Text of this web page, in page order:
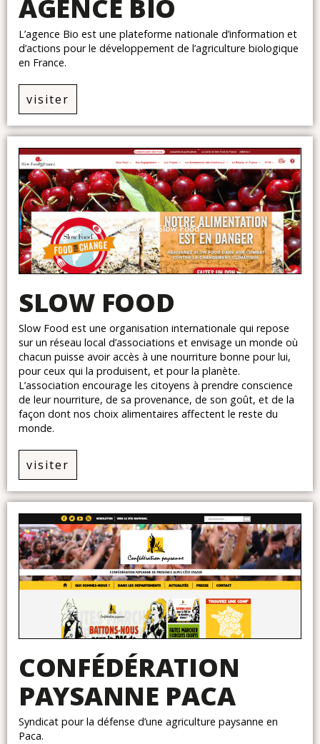
AGENCE BIO
L’agence Bio est une plateforme nationale d’information et
d’actions pour le développement de l’agriculture biologique
en France.
visiter
SLOW FOOD
Slow Food est une organisation internationale qui repose
sur un réseau local d’associations et envisage un monde où
chacun puisse avoir accès à une nourriture bonne pour lui,
pour ceux qui la produisent, et pour la planète.
L’association encourage les citoyens à prendre conscience
de leur nourriture, de sa provenance, de son goût, et de la
façon dont nos choix alimentaires affectent le reste du
monde.
visiter
CONFÉDÉRATION
PAYSANNE PACA
Syndicat pour la défense d’une agriculture paysanne en
Paca.